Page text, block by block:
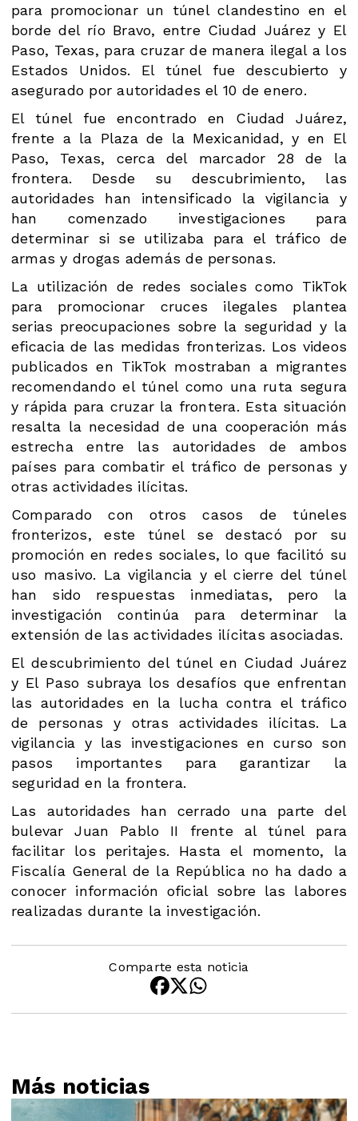
para promocionar un túnel clandestino en el
borde del río Bravo, entre Ciudad Juárez y El
Paso, Texas, para cruzar de manera ilegal a los
Estados Unidos. El túnel fue descubierto y
asegurado por autoridades el 10 de enero.
El túnel fue encontrado en Ciudad Juárez,
frente a la Plaza de la Mexicanidad, y en El
Paso, Texas, cerca del marcador 28 de la
frontera. Desde su descubrimiento, las
autoridades han intensificado la vigilancia y
han comenzado investigaciones para
determinar si se utilizaba para el tráfico de
armas y drogas además de personas.
La utilización de redes sociales como TikTok
para promocionar cruces ilegales plantea
serias preocupaciones sobre la seguridad y la
eficacia de las medidas fronterizas. Los videos
publicados en TikTok mostraban a migrantes
recomendando el túnel como una ruta segura
y rápida para cruzar la frontera. Esta situación
resalta la necesidad de una cooperación más
estrecha entre las autoridades de ambos
países para combatir el tráfico de personas y
otras actividades ilícitas.
Comparado con otros casos de túneles
fronterizos, este túnel se destacó por su
promoción en redes sociales, lo que facilitó su
uso masivo. La vigilancia y el cierre del túnel
han sido respuestas inmediatas, pero la
investigación continúa para determinar la
extensión de las actividades ilícitas asociadas.
El descubrimiento del túnel en Ciudad Juárez
y El Paso subraya los desafíos que enfrentan
las autoridades en la lucha contra el tráfico
de personas y otras actividades ilícitas. La
vigilancia y las investigaciones en curso son
pasos importantes para garantizar la
seguridad en la frontera.
Las autoridades han cerrado una parte del
bulevar Juan Pablo II frente al túnel para
facilitar los peritajes. Hasta el momento, la
Fiscalía General de la República no ha dado a
conocer información oficial sobre las labores
realizadas durante la investigación.
Comparte esta noticia
Más noticias